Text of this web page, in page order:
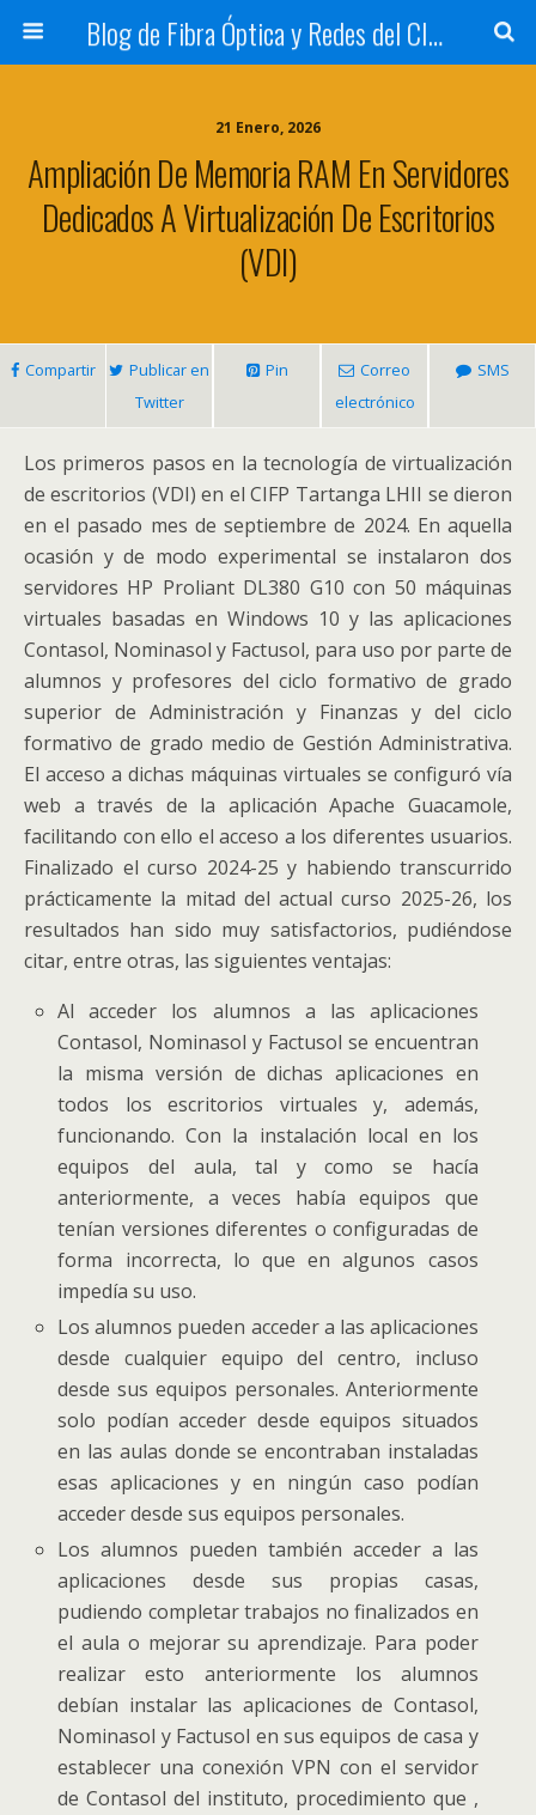
Blog de Fibra Óptica y Redes del CIFP Tartanga
21 Enero, 2026
Ampliación De Memoria RAM En Servidores
Dedicados A Virtualización De Escritorios
(VDI)
Compartir
Publicar en
Twitter
Pin
Correo
electrónico
SMS
Los primeros pasos en la tecnología de virtualización
de escritorios (VDI) en el CIFP Tartanga LHII se dieron
en el pasado mes de septiembre de 2024. En aquella
ocasión y de modo experimental se instalaron dos
servidores HP Proliant DL380 G10 con 50 máquinas
virtuales basadas en Windows 10 y las aplicaciones
Contasol, Nominasol y Factusol, para uso por parte de
alumnos y profesores del ciclo formativo de grado
superior de Administración y Finanzas y del ciclo
formativo de grado medio de Gestión Administrativa.
El acceso a dichas máquinas virtuales se configuró vía
web a través de la aplicación Apache Guacamole,
facilitando con ello el acceso a los diferentes usuarios.
Finalizado el curso 2024-25 y habiendo transcurrido
prácticamente la mitad del actual curso 2025-26, los
resultados han sido muy satisfactorios, pudiéndose
citar, entre otras, las siguientes ventajas:
Al acceder los alumnos a las aplicaciones
Contasol, Nominasol y Factusol se encuentran
la misma versión de dichas aplicaciones en
todos los escritorios virtuales y, además,
funcionando. Con la instalación local en los
equipos del aula, tal y como se hacía
anteriormente, a veces había equipos que
tenían versiones diferentes o configuradas de
forma incorrecta, lo que en algunos casos
impedía su uso.
Los alumnos pueden acceder a las aplicaciones
desde cualquier equipo del centro, incluso
desde sus equipos personales. Anteriormente
solo podían acceder desde equipos situados
en las aulas donde se encontraban instaladas
esas aplicaciones y en ningún caso podían
acceder desde sus equipos personales.
Los alumnos pueden también acceder a las
aplicaciones desde sus propias casas,
pudiendo completar trabajos no finalizados en
el aula o mejorar su aprendizaje. Para poder
realizar esto anteriormente los alumnos
debían instalar las aplicaciones de Contasol,
Nominasol y Factusol en sus equipos de casa y
establecer una conexión VPN con el servidor
de Contasol del instituto, procedimiento que ,